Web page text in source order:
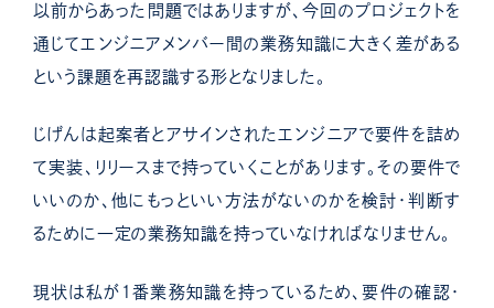
以前からあった問題ではありますが、今回のプロジェクトを
通じてエンジニアメンバー間の業務知識に大きく差がある
という課題を再認識する形となりました。
じげんは起案者とアサインされたエンジニアで要件を詰め
て実装、リリースまで持っていくことがあります。その要件で
いいのか、他にもっといい方法がないのかを検討・判断す
るために一定の業務知識を持っていなければなりません。
現状は私が１番業務知識を持っているため、要件の確認・